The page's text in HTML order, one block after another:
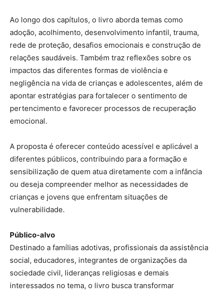
Ao longo dos capítulos, o livro aborda temas como
adoção, acolhimento, desenvolvimento infantil, trauma,
rede de proteção, desafios emocionais e construção de
relações saudáveis. Também traz reflexões sobre os
impactos das diferentes formas de violência e
negligência na vida de crianças e adolescentes, além de
apontar estratégias para fortalecer o sentimento de
pertencimento e favorecer processos de recuperação
emocional.
A proposta é oferecer conteúdo acessível e aplicável a
diferentes públicos, contribuindo para a formação e
sensibilização de quem atua diretamente com a infância
ou deseja compreender melhor as necessidades de
crianças e jovens que enfrentam situações de
vulnerabilidade.
Público-alvo
Destinado a famílias adotivas, profissionais da assistência
social, educadores, integrantes de organizações da
sociedade civil, lideranças religiosas e demais
interessados no tema, o livro busca transformar